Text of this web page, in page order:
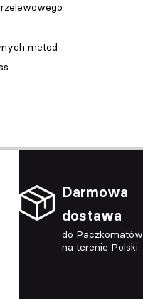
metod
Darmowa
dostawa
do Paczkomatów
na terenie Polski